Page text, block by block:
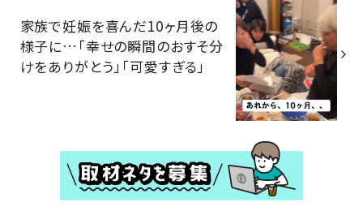
家族で妊娠を喜んだ10ヶ月後の
様子に…「幸せの瞬間のおすそ分
けをありがとう」「可愛すぎる」